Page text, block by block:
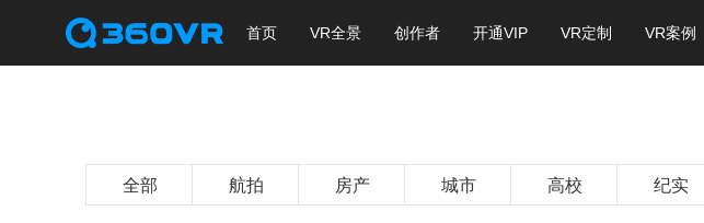
首页 VR全景 创作者 开通VIP VR定制 VR案例
全部 航拍 房产 城市 高校 纪实